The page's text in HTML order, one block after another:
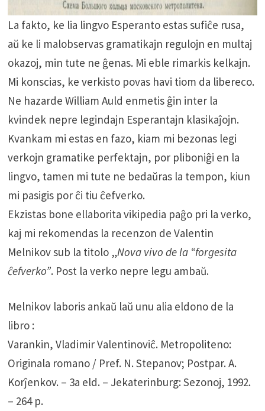
La fakto, ke lia lingvo Esperanto estas sufiĉe rusa,
aŭ ke li malobservas gramatikajn regulojn en multaj
okazoj, min tute ne ĝenas. Mi eble rimarkis kelkajn.
Mi konscias, ke verkisto povas havi tiom da libereco.
Ne hazarde William Auld enmetis ĝin inter la
kvindek nepre legindajn Esperantajn klasikaĵojn.
Kvankam mi estas en fazo, kiam mi bezonas legi
verkojn gramatike perfektajn, por pliboniĝi en la
lingvo, tamen mi tute ne bedaŭras la tempon, kiun
mi pasigis por ĉi tiu ĉefverko.
Ekzistas bone ellaborita vikipedia paĝo pri la verko,
kaj mi rekomendas la recenzon de Valentin
Melnikov sub la titolo „Nova vivo de la “forgesita
ĉefverko”. Post la verko nepre legu ambaŭ.
Melnikov laboris ankaŭ laŭ unu alia eldono de la
libro :
Varankin, Vladimir Valentinoviĉ. Metropoliteno:
Originala romano / Pref. N. Stepanov; Postpar. A.
Korĵenkov. – 3a eld. – Jekaterinburg: Sezonoj, 1992.
– 264 p.